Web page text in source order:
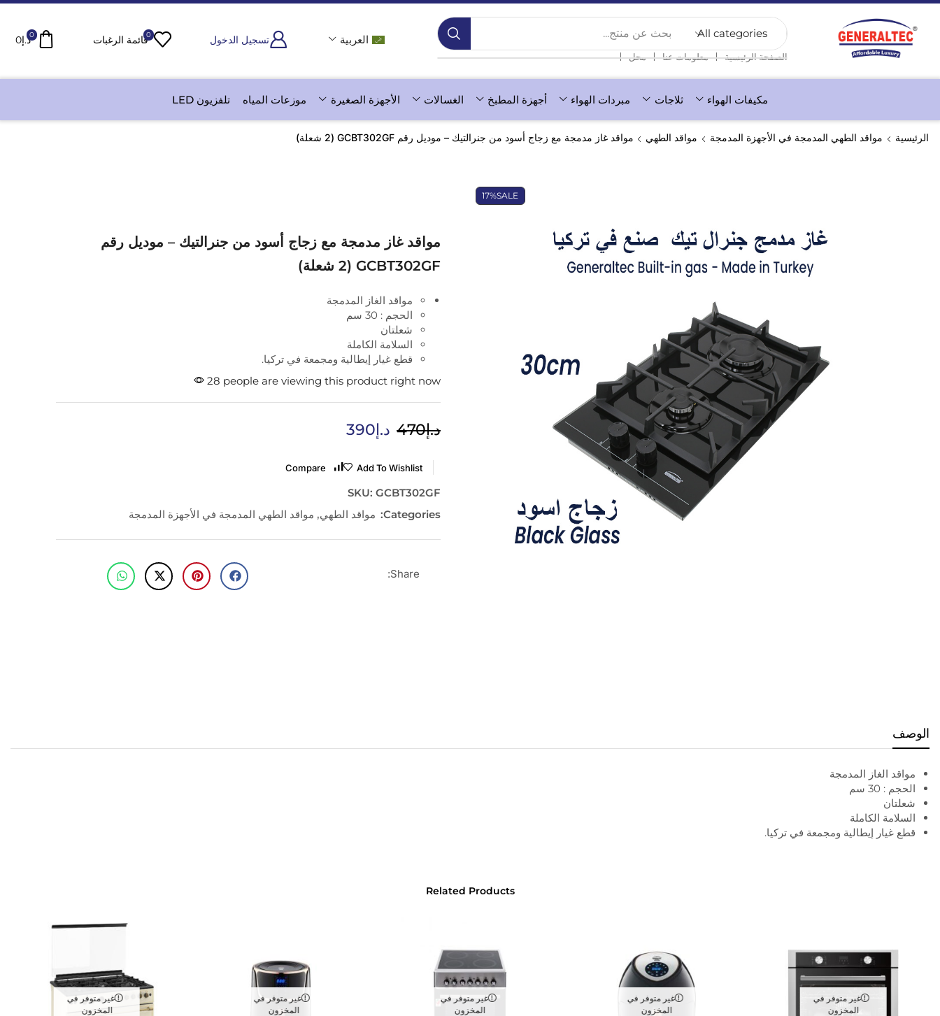
بحث عن منتج...
الصفحة الرئيسية ❘ معلومات عنا ❘ محل ❘
العربية تسجيل الدخول 0قائمة الرغبات 0د.إ0
مكيفات الهواء ثلاجات مبردات الهواء أجهزة المطبخ الغسالات الأجهزة الصغيرة موزعات المياه تلفزيون LED
الرئيسية مواقد الطهي المدمجة في الأجهزة المدمجة مواقد الطهي مواقد غاز مدمجة مع زجاج أسود من جنرالتيك – موديل رقم GCBT302GF (2 شعلة)
SALE
17%
مواقد غاز مدمجة مع زجاج أسود من جنرالتيك – موديل رقم
GCBT302GF (2 شعلة)
مواقد الغاز المدمجة
الحجم : 30 سم
شعلتان
السلامة الكاملة
قطع غيار إيطالية ومجمعة في تركيا.
28 people are viewing this product right now
د.إ470 د.إ390
Add To Wishlist
Compare
SKU:GCBT302GF
Categories:
مواقد الطهي, مواقد الطهي المدمجة في الأجهزة المدمجة
Share:
الوصف
مواقد الغاز المدمجة
الحجم : 30 سم
شعلتان
السلامة الكاملة
قطع غيار إيطالية ومجمعة في تركيا.
Related Products
غير متوفر في
المخزون
غير متوفر في
المخزون
غير متوفر في
المخزون
غير متوفر في
المخزون
غير متوفر في
المخزون